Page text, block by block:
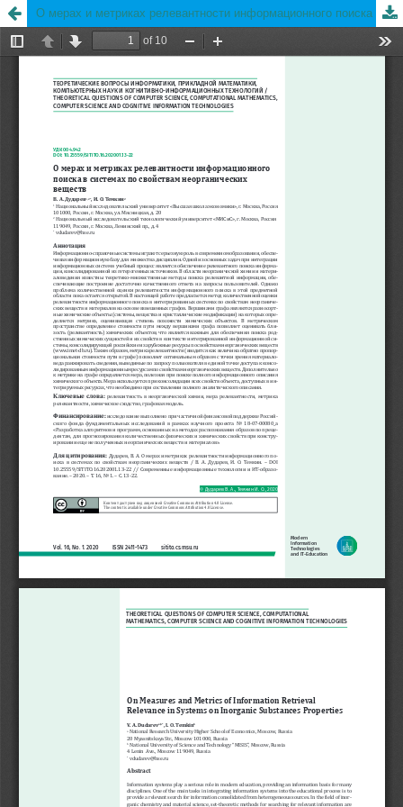
О мерах и метриках релевантности информационного поиска в системах по свойствам неорганических веществ